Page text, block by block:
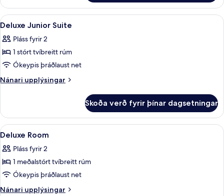
Double
Bathroom
Skoða
allar
myndir
fyrir
Deluxe
Junior
Rúmföt af bestu gerð, míníbar,
6
Deluxe Junior Suite
Pláss fyrir 2
1 stórt tvíbreitt rúm
Ókeypis þráðlaust net
Nánari upplýsingar
Nánari
Junior
Suite
Skoða verð fyrir þínar dagsetningar
Skoða
allar
myndir
fyrir
Deluxe
Room
Rúmföt af bestu gerð, míníbar,
3
Deluxe Room
Pláss fyrir 2
1 meðalstórt tvíbreitt rúm
Ókeypis þráðlaust net
Nánari upplýsingar
Nánari